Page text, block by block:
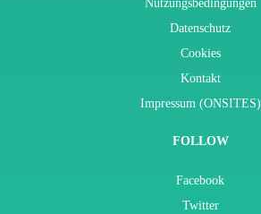
Nutzungsbedingungen
Datenschutz
Cookies
Kontakt
Impressum (ONSITES)
FOLLOW
Facebook
Twitter